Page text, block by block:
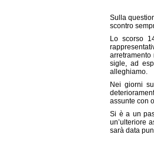
Sulla
scontro
Lo scorso
sigle, ad
alleghiamo.
Nei giorni
assunte con
Si è a un
un’ulteriore
sarà data